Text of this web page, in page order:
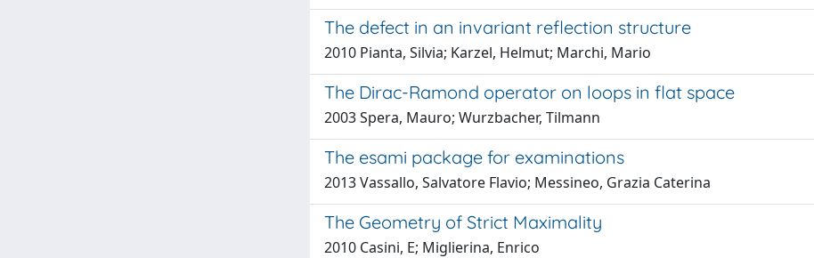
The defect in an invariant reflection structure
2010 Pianta, Silvia; Karzel, Helmut; Marchi, Mario
The Dirac-Ramond operator on loops in flat space
2003 Spera, Mauro; Wurzbacher, Tilmann
The esami package for examinations
2013 Vassallo, Salvatore Flavio; Messineo, Grazia Caterina
The Geometry of Strict Maximality
2010 Casini, E; Miglierina, Enrico